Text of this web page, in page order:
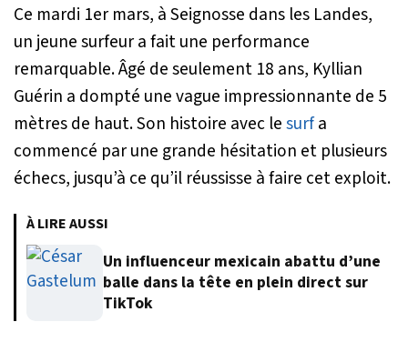
Ce mardi 1er mars, à Seignosse dans les Landes,
un jeune surfeur a fait une performance
remarquable. Âgé de seulement 18 ans, Kyllian
Guérin a dompté une vague impressionnante de 5
mètres de haut. Son histoire avec lesurfa
commencé par une grande hésitation et plusieurs
échecs, jusqu’à ce qu’il réussisse à faire cet exploit.
À LIRE AUSSI
Un influenceur mexicain abattu d’une
balle dans la tête en plein direct sur
TikTok